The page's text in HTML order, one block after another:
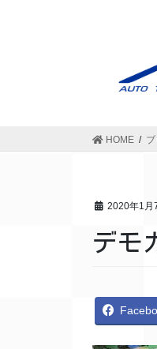
HOME
2020年1月
デモ